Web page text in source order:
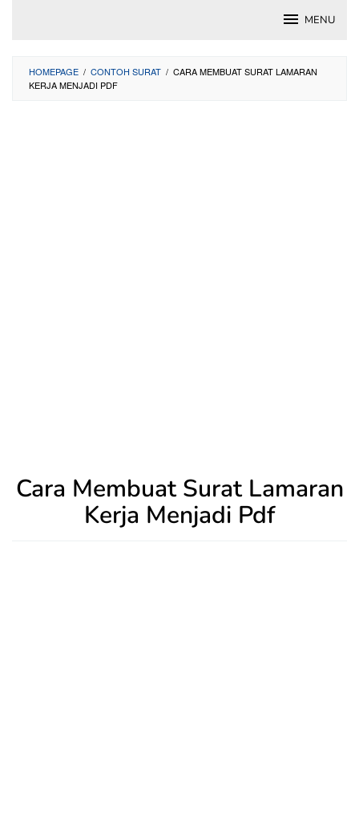
MENU
HOMEPAGE / CONTOH SURAT / CARA MEMBUAT SURAT LAMARAN
KERJA MENJADI PDF
Cara Membuat Surat Lamaran
Kerja Menjadi Pdf